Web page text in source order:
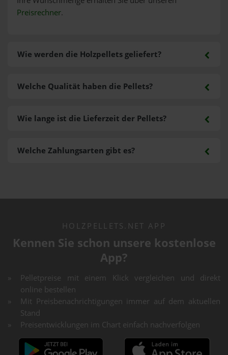
Preisrechner.
Wie werden die Holzpellets geliefert?
Welche Zahlungsarten gibt es?
Welche Qualität haben die Pellets?
Wie lange ist die Lieferzeit der Pellets?
HOLZPELLETS.NET APP
Kennen Sie schon unsere kostenlose
App?
Pelletpreise mit einem Klick vergleichen und direkt
online bestellen
Mit Preisbenachrichtigungen immer auf dem aktuellen
Stand
Preisentwicklungen im Chart einfach nachverfolgen